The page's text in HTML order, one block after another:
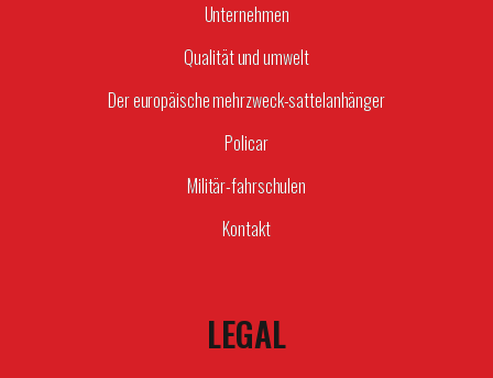
Unternehmen
Qualität und umwelt
Der europäische mehrzweck-sattelanhänger
Policar
Militär-fahrschulen
Kontakt
LEGAL